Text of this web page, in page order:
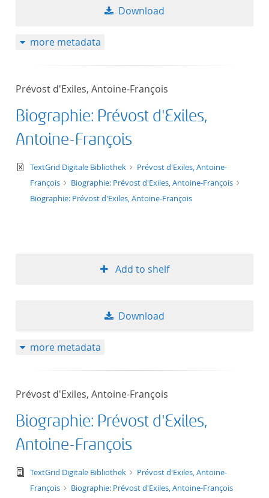
Download
more metadata
Prévost d'Exiles, Antoine-François
Biographie: Prévost d'Exiles,
Antoine-François
text/xml
TextGrid Digitale Bibliothek
Prévost d'Exiles, Antoine-
François
Biographie: Prévost d'Exiles, Antoine-François
Biographie: Prévost d'Exiles, Antoine-François
Add to shelf
Download
more metadata
Prévost d'Exiles, Antoine-François
Biographie: Prévost d'Exiles,
Antoine-François
text/tg.edition+tg.aggregation+xml
TextGrid Digitale Bibliothek
Prévost d'Exiles, Antoine-
François
Biographie: Prévost d'Exiles, Antoine-François